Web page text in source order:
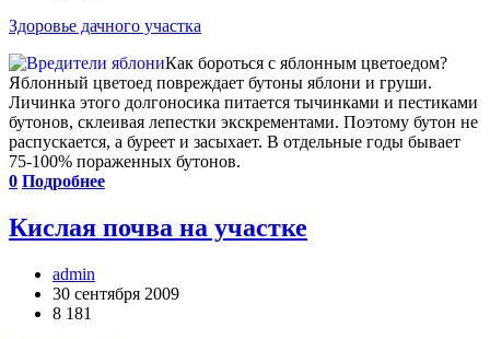
Здоровье дачного участка
Как бороться с яблонным цветоедом?
Яблонный цветоед повреждает бутоны яблони и груши.
Личинка этого долгоносика питается тычинками и пестиками
бутонов, склеивая лепестки экскрементами. Поэтому бутон не
распускается, а буреет и засыхает. В отдельные годы бывает
75-100% пораженных бутонов.
0 Подробнее
Кислая почва на участке
admin
30 сентября 2009
8 181